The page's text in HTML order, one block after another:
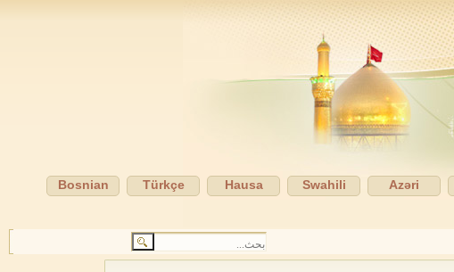
Azəri
Swahili
Hausa
Türkçe
Bosnian